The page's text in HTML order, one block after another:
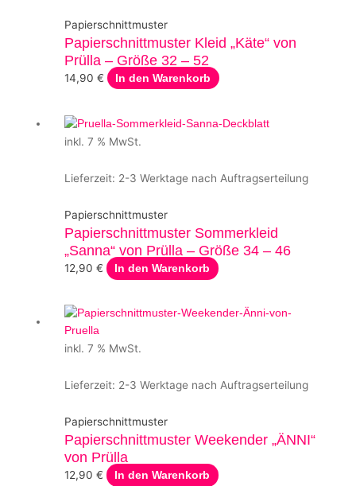
Papierschnittmuster
Papierschnittmuster Kleid „Käte“ von
Prülla – Größe 32 – 52
14,90€ In den Warenkorb
inkl. 7 % MwSt.
Lieferzeit: 2-3 Werktage nach Auftragserteilung
Papierschnittmuster
Papierschnittmuster Sommerkleid
„Sanna“ von Prülla – Größe 34 – 46
12,90€ In den Warenkorb
inkl. 7 % MwSt.
Lieferzeit: 2-3 Werktage nach Auftragserteilung
Papierschnittmuster
Papierschnittmuster Weekender „ÄNNI“
von Prülla
12,90€ In den Warenkorb